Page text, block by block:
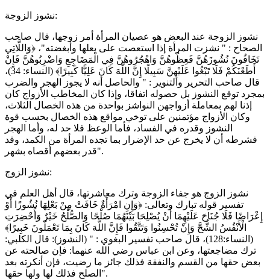
نشوز الزوجة:
نشوز الزوجة عند البعض هو عصيان المرأة أمر زوجها، قال صاحب
الصحاح : " نشزت المرأة إذا استعصت على بعلها وأبغضته"، ﴿وَاللَّاتِي
تَخَافُونَ نُشُوزَهُنَّ فَعِظُوهُنَّ وَاهْجُرُوهُنَّ فِي الْمَضَاجِعِ وَاضْرِبُوهُنَّ فَإِنْ
أَطَعْنَكُمْ فَلَا تَبْغُوا عَلَيْهِنَّ سَبِيلًا إِنَّ اللَّهَ كَانَ عَلِيًّا كَبِيرًا﴾ (النساء: 34)،
قال صاحب التحرير والتنوير : " والحاصل أنه لا يجوز الهجر والضرب
بمجرد توقع النشوز بل حصوله اتفاقا، وإذا كان المخاطب الأزواج كان
إذنا لهم بمعاملة أزواجهن النواشز بواحدة من هذه الخصال الثلاث،
وكان الأزواج مؤتمنين على توخي مواقع هذه الخصال بحسب قوة
النشوز وقدره في الفساد، فأما الوعظ فلا حد له، وأما الهجر
فشرطه أن لا يخرج عن حد الإضرار بما تجده المرأة من الكمد، وقد
قدر بعضهم أقصاه بشهر".
نشوز الزوج:
نشوز الزوج هو جفاء الزوجة وترك معاشرتها، قال أهل العلم في
تفسير قوله تبارك وتعالى: ﴿وَإِنِ امْرَأَةٌ خَافَتْ مِنْ بَعْلِهَا نُشُوزًا أَوْ
إِعْرَاضًا فَلَا جُنَاحَ عَلَيْهِمَا أَنْ يُصْلِحَا بَيْنَهُمَا صُلْحًا وَالصُّلْحُ خَيْرٌ وَأُحْضِرَتِ
الْأَنْفُسُ الشُّحَّ وَإِنْ تُحْسِنُوا وَتَتَّقُوا فَإِنَّ اللَّهَ كَانَ بِمَا تَعْمَلُونَ خَبِيرًا﴾
(النساء:128)، قال صاحب تفسير البغوي : " (النشوز): قال الكلبي:
ترك مضاجعتها، وعن ابن عباس رضي الله عنهما: فإن صالحته عن
بعض حقها من القسم والنفقة فذلك جائز ما رضيت، فإن أنكرته بعد
الصلح فذلك لها ولها حقها".